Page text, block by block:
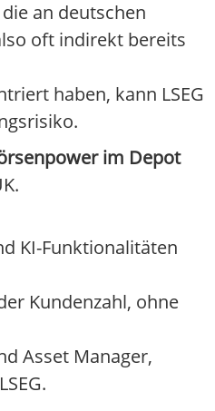
an deutschen
oft indirekt bereits
haben, kann LSEG
im Depot
KI-Funktionalitäten
Kundenzahl, ohne
Asset Manager,